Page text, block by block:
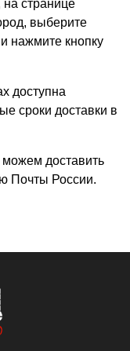
странице
выберите
нажмите кнопку
доступна
сроки доставки в
доставить
Почты России.